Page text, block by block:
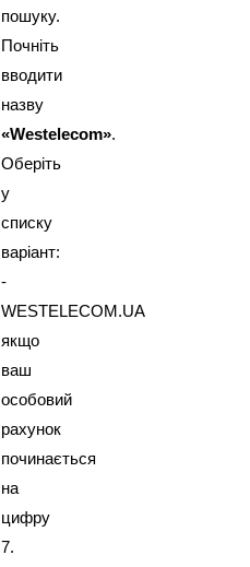
пошуку.
Почніть
вводити
назву
«Westelecom».
Оберіть
у
списку
варіант:
-
WESTELECOM.UA
якщо
ваш
особовий
рахунок
починається
на
цифру
7.